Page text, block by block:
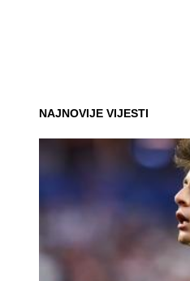
NAJNOVIJE VIJESTI